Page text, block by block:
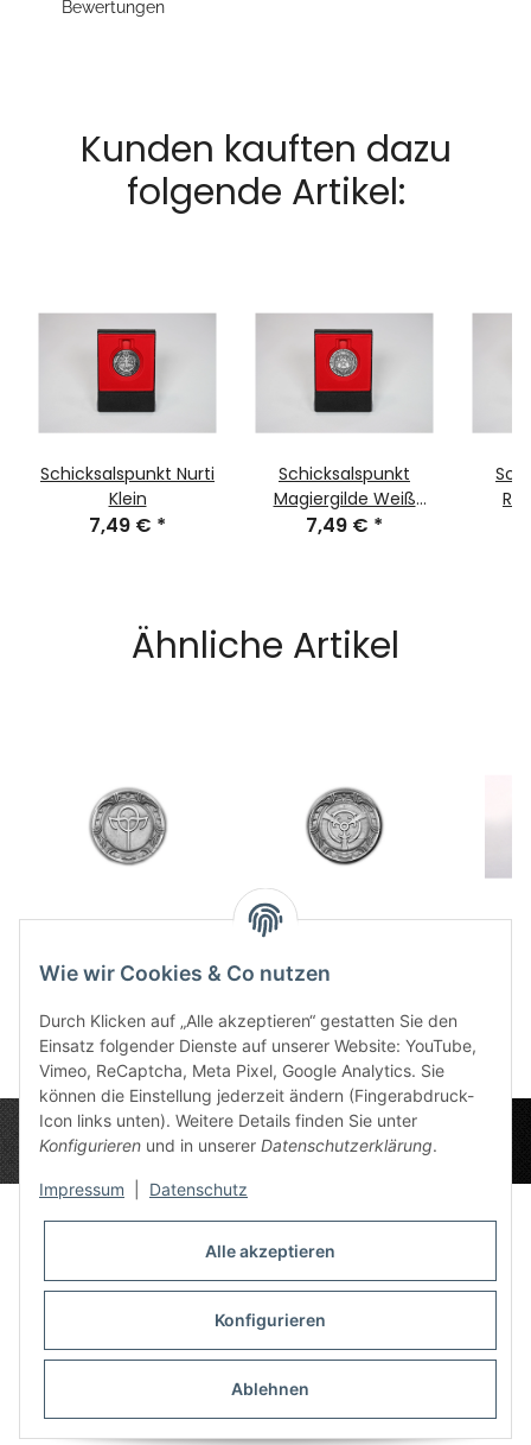
Bewertungen
Kunden kauften dazu
folgende Artikel:
Schicksalspunkt Nurti
Klein
7,49 € *
Schicksalspunkt
Magiergilde Weiß
Klein
7,49 € *
Ähnliche Artikel
Schicksalspunkt
12,50 €*
Schicksalspunkt Der
7,49 €
Datenschutz-Einstellungen
Wie wir Cookies & Co nutzen
Durch Klicken auf „Alle akzeptieren“ gestatten Sie den
Einsatz folgender Dienste auf unserer Website: YouTube,
Vimeo, ReCaptcha, Meta Pixel, Google Analytics. Sie
können die Einstellung jederzeit ändern (Fingerabdruck-
Icon links unten). Weitere Details finden Sie unter
Konfigurieren und in unserer Datenschutzerklärung.
Impressum Datenschutz
Alle akzeptieren
Konfigurieren
Ablehnen